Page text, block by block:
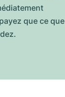
que ce que